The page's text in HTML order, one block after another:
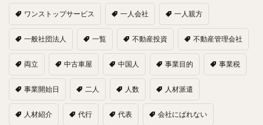
ワンストップサービス 一人会社 一人親方
一般社団法人 一覧 不動産投資 不動産管理会社
両立 中古車屋 中国人 事業目的 事業税
事業開始日 二人 人数 人材派遣
人材紹介 代行 代表 会社にばれない